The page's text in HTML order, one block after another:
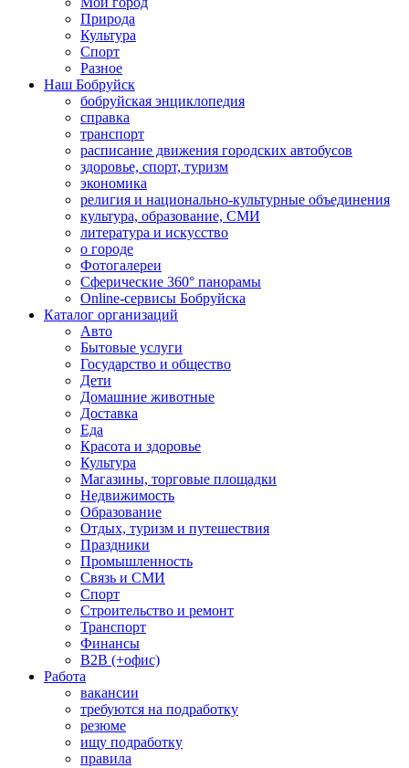
Природа
Культура
Спорт
Разное
Наш Бобруйск
бобруйская энциклопедия
справка
транспорт
расписание движения городских автобусов
здоровье, спорт, туризм
экономика
религия и национально-культурные объединения
культура, образование, СМИ
литература и искусство
о городе
Фотогалереи
Сферические 360° панорамы
Online-сервисы Бобруйска
Каталог организаций
Авто
Бытовые услуги
Государство и общество
Дети
Домашние животные
Доставка
Еда
Красота и здоровье
Культура
Магазины, торговые площадки
Недвижимость
Образование
Отдых, туризм и путешествия
Праздники
Промышленность
Связь и СМИ
Спорт
Строительство и ремонт
Транспорт
Финансы
B2B (+офис)
Работа
вакансии
требуются на подработку
резюме
ищу подработку
правила